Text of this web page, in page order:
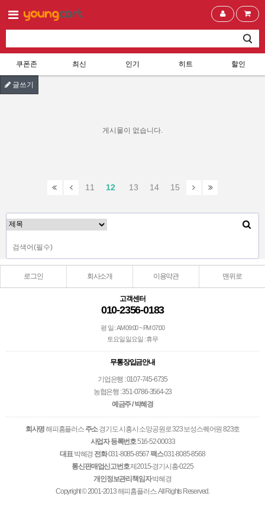
쿠폰존 최신 인기 히트 할인
글쓰기
게시물이 없습니다.
11 12 13 14 15
로그인 회사소개 이용약관 맨위로
고객센터
010-2356-0183
평 일 : AM 09:00 ~ PM 07:00
토요일.일요일 : 휴무
무통장입금안내
기업은행 : 0107-745-6735
농협은행 : 351-0786-3564-23
예금주 / 박혜경
회사명해피홈플러스 주소경기도 시흥시 소망공원로 323 보성스퀘어원 823호
사업자 등록번호516-52-00033
대표 박혜경 전화031-8085-8567팩스031-8085-8568
통신판매업신고번호제2015-경기시흥-0225
개인정보관리책임자박혜경
Copyright © 2001-2013 해피홈플러스. All Rights Reserved.